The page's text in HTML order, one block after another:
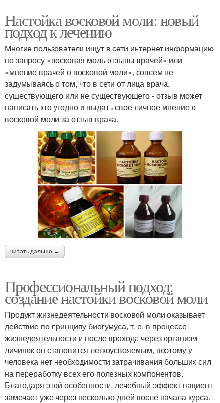
Настойка восковой моли: новый
подход к лечению
Многие пользователи ищут в сети интернет информацию
по запросу «восковая моль отзывы врачей» или
«мнение врачей о восковой моли», совсем не
задумываясь о том, что в сети от лица врача,
существующего или не существующего - отзыв может
написать кто угодно и выдать свое личное мнение о
восковой моли за отзыв врача.
читать дальше →
Профессиональный подход:
создание настойки восковой моли
Продукт жизнедеятельности восковой моли оказывает
действие по принципу биогумуса, т. е. в процессе
жизнедеятельности и после прохода через организм
личинок он становится легкоусвояемым, поэтому у
человека нет необходимости затрачивания больших сил
на переработку всех его полезных компонентов.
Благодаря этой особенности, лечебный эффект пациент
замечает уже через несколько дней после начала курса.